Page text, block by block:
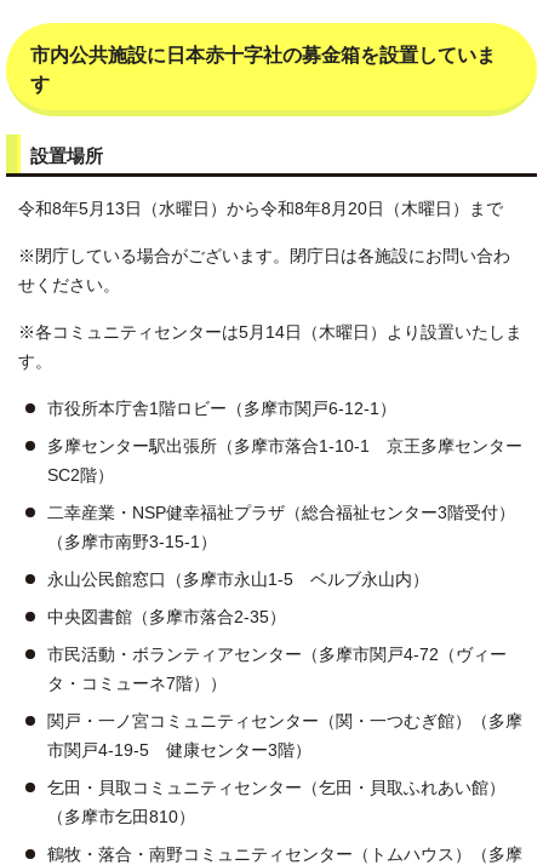
市内公共施設に日本赤十字社の募金箱を設置していま
す
設置場所
令和8年5月13日（水曜日）から令和8年8月20日（木曜日）まで
※閉庁している場合がございます。閉庁日は各施設にお問い合わ
せください。
※各コミュニティセンターは5月14日（木曜日）より設置いたしま
す。
市役所本庁舎1階ロビー（多摩市関戸6-12-1）
多摩センター駅出張所（多摩市落合1-10-1 京王多摩センター
SC2階）
二幸産業・NSP健幸福祉プラザ（総合福祉センター3階受付）
（多摩市南野3-15-1）
永山公民館窓口（多摩市永山1-5 ベルブ永山内）
中央図書館（多摩市落合2-35）
市民活動・ボランティアセンター（多摩市関戸4-72（ヴィー
タ・コミューネ7階））
関戸・一ノ宮コミュニティセンター（関・一つむぎ館）（多摩
市関戸4-19-5 健康センター3階）
乞田・貝取コミュニティセンター（乞田・貝取ふれあい館）
（多摩市乞田810）
鶴牧・落合・南野コミュニティセンター（トムハウス）（多摩